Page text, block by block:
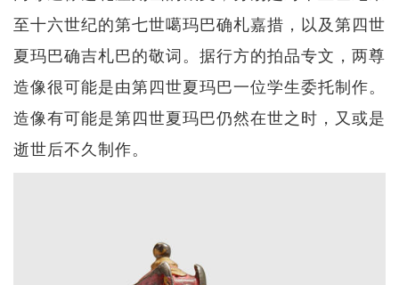
至十六世纪的第七世噶玛巴确札嘉措，以及第四世
夏玛巴确吉札巴的敬词。据行方的拍品专文，两尊
造像很可能是由第四世夏玛巴一位学生委托制作。
造像有可能是第四世夏玛巴仍然在世之时，又或是
逝世后不久制作。